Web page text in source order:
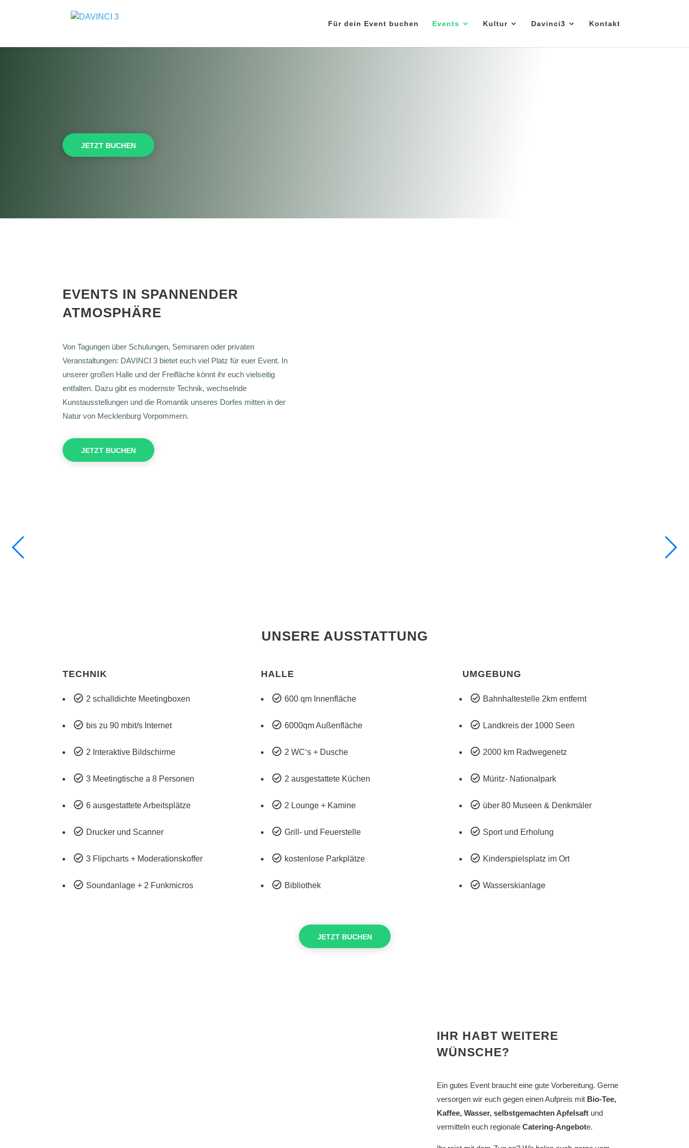
Für dein Event buchen Events Kultur Davinci3 Kontakt
JETZT BUCHEN
EVENTS IN SPANNENDER
ATMOSPHÄRE
Von Tagungen über Schulungen, Seminaren oder privaten
Veranstaltungen: DAVINCI 3 bietet euch viel Platz für euer Event. In
unserer großen Halle und der Freifläche könnt ihr euch vielseitig
entfalten. Dazu gibt es modernste Technik, wechselnde
Kunstausstellungen und die Romantik unseres Dorfes mitten in der
Natur von Mecklenburg Vorpommern.
JETZT BUCHEN
UNSERE AUSSTATTUNG
TECHNIK
 2 schalldichte Meetingboxen
 bis zu 90 mbit/s Internet
 2 Interaktive Bildschirme
 3 Meetingtische a 8 Personen
 6 ausgestattete Arbeitsplätze
 Drucker und Scanner
 3 Flipcharts + Moderationskoffer
 Soundanlage + 2 Funkmicros
HALLE
 600 qm Innenfläche
 6000qm Außenfläche
 2 WC‘s + Dusche
 2 ausgestattete Küchen
 2 Lounge + Kamine
 Grill- und Feuerstelle
 kostenlose Parkplätze
 Bibliothek
UMGEBUNG
 Bahnhaltestelle 2km entfernt
 Landkreis der 1000 Seen
 2000 km Radwegenetz
 Müritz- Nationalpark
 über 80 Museen & Denkmäler
 Sport und Erholung
 Kinderspielsplatz im Ort
 Wasserskianlage
JETZT BUCHEN
IHR HABT WEITERE
WÜNSCHE?
Ein gutes Event braucht eine gute Vorbereitung. Gerne
versorgen wir euch gegen einen Aufpreis mit Bio-Tee,
Kaffee, Wasser, selbstgemachten Apfelsaftund
vermitteln euch regionale Catering-Angebote.